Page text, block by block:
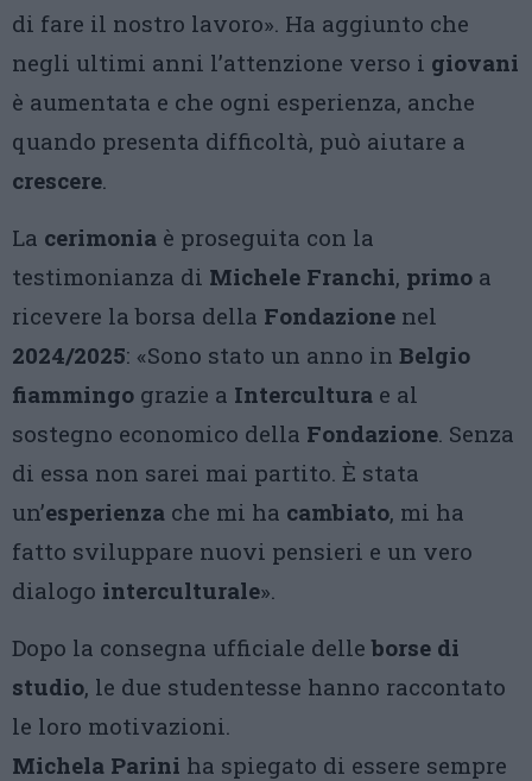
di fare il nostro lavoro». Ha aggiunto che
negli ultimi anni l’attenzione verso i giovani
è aumentata e che ogni esperienza, anche
quando presenta difficoltà, può aiutare a
crescere.
La cerimonia è proseguita con la
testimonianza di Michele Franchi, primo a
ricevere la borsa della Fondazione nel
2024/2025: «Sono stato un anno in Belgio
fiammingo grazie a Intercultura e al
sostegno economico della Fondazione. Senza
di essa non sarei mai partito. È stata
un’esperienza che mi ha cambiato, mi ha
fatto sviluppare nuovi pensieri e un vero
dialogo interculturale».
Dopo la consegna ufficiale delle borse di
studio, le due studentesse hanno raccontato
le loro motivazioni.
Michela Parini ha spiegato di essere sempre